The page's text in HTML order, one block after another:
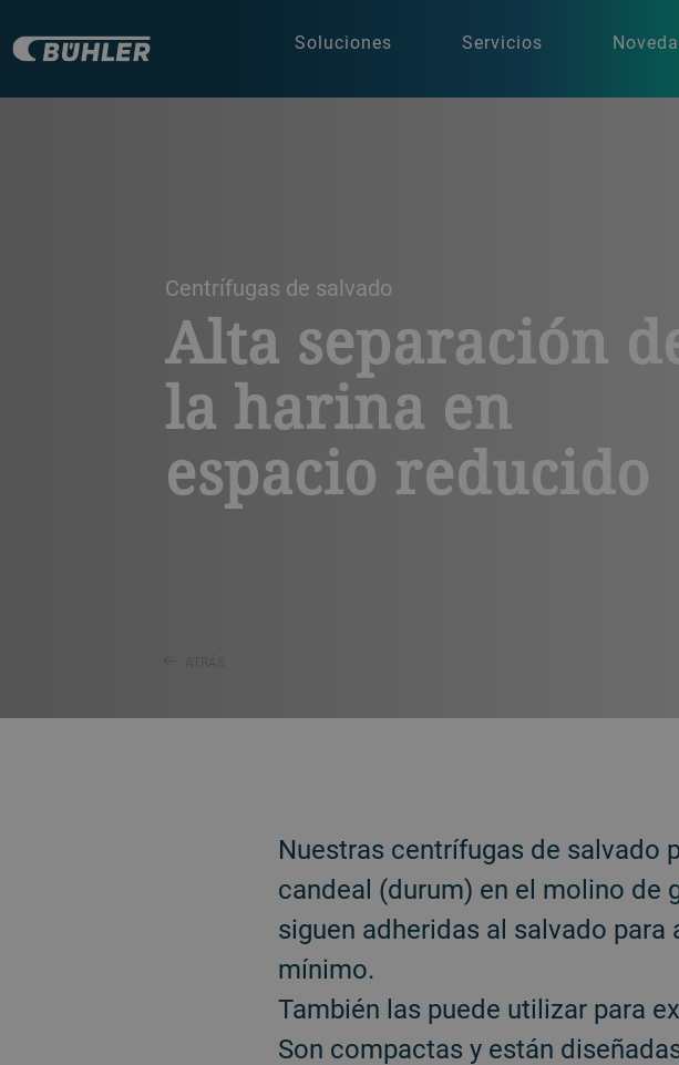
Soluciones Servicios
Centrífugas de salvado
Alta separación
la harina en
espacio reducido
Nuestras centrífugas de salvado
candeal (durum) en el molino de
siguen adheridas al salvado
mínimo.
También las puede utilizar para
Son compactas y están